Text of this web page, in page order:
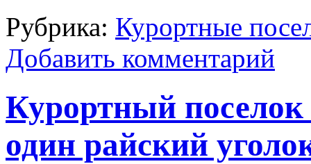
Рубрика: Курортные
Добавить комментарий
Курортный
один райский